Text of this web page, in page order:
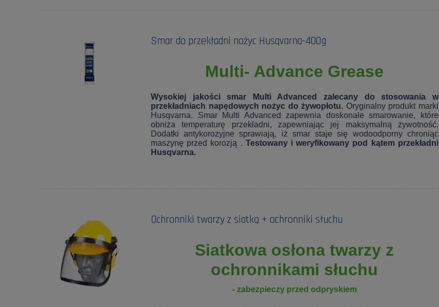
Smar do przekładni nożyc Husqvarna-400g
Multi- Advance Grease
Wysokiej jakości smar Multi Advanced zalecany do stosowania w
przekładniach napędowych nożyc do żywopłotu. Oryginalny produkt marki
Husqvarna. Smar Multi Advanced zapewnia doskonałe smarowanie, które
obniża temperaturę przekładni, zapewniając jej maksymalną żywotność.
Dodatki antykorozyjne sprawiają, iż smar staje się wodoodporny chroniąc
maszynę przed korozją . Testowany i weryfikowany pod kątem przekładni
Husqvarna.
Ochronniki twarzy z siatką + ochronniki słuchu
Siatkowa osłona twarzy z
ochronnikami słuchu
- zabezpieczy przed odpryskiem